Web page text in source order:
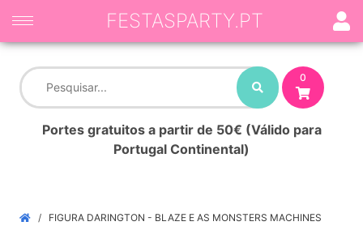
0
Portes gratuitos a partir de 50€ (Válido para
Portugal Continental)
FESTASPARTY.PT
FIGURA DARINGTON - BLAZE E AS MONSTERS MACHINES